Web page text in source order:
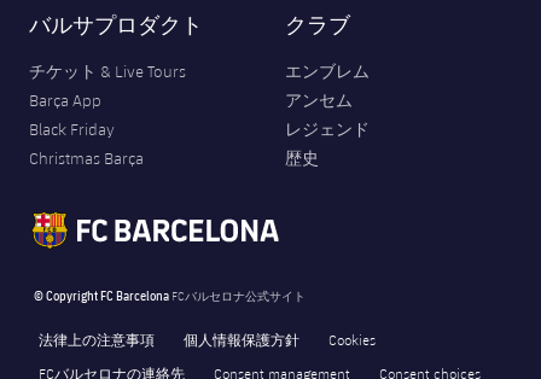
バルサプロダクト
チケット & Live Tours
Barça App
Black Friday
Christmas Barça
クラブ
エンブレム
アンセム
レジェンド
歴史
© Copyright FC Barcelona FCバルセロナ公式サイト
法律上の注意事項 個人情報保護方針
Cookies
FCバルセロナの連絡先
Consent management Consent choices